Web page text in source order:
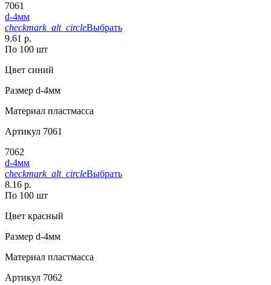
7061
d-4мм
checkmark_alt_circleВыбрать
9.61 р.
По 100 шт
Цвет синий
Размер d-4мм
Материал пластмасса
Артикул 7061
7062
d-4мм
checkmark_alt_circleВыбрать
8.16 р.
По 100 шт
Цвет красный
Размер d-4мм
Материал пластмасса
Артикул 7062